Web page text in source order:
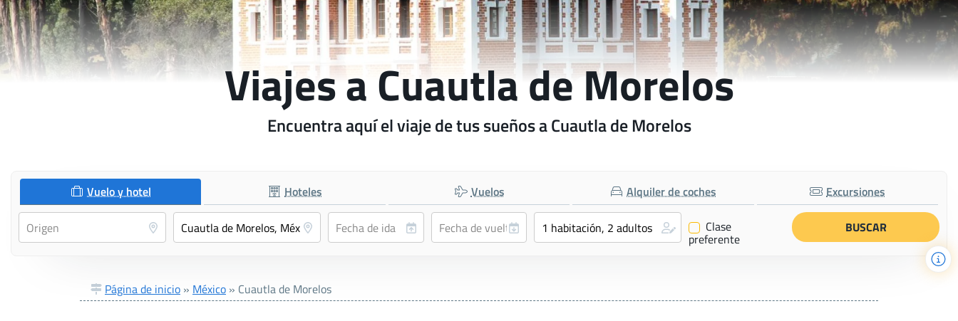
Viajes a Cuautla de Morelos
Encuentra aquí el viaje de tus sueños a Cuautla de Morelos
Vuelo y hotel Hoteles Vuelos Alquiler de coches Excursiones
✔ Clase
preferente
Página de inicio » México » Cuautla de Morelos